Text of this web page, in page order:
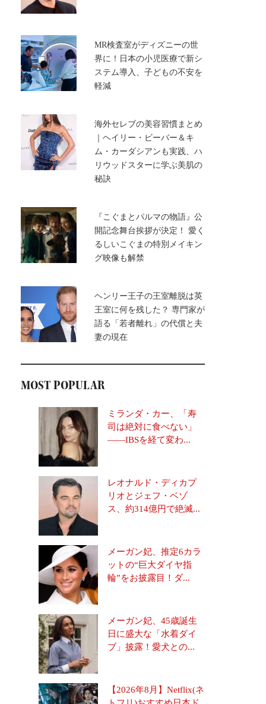
MR検査室がディズニーの世
界に！日本の小児医療で新シ
ステム導入、子どもの不安を
軽減
海外セレブの美容習慣まとめ
｜ヘイリー・ビーバー＆キ
ム・カーダシアンも実践、ハ
リウッドスターに学ぶ美肌の
秘訣
『こぐまとパルマの物語』公
開記念舞台挨拶が決定！ 愛く
るしいこぐまの特別メイキン
グ映像も解禁
ヘンリー王子の王室離脱は英
王室に何を残した？ 専門家が
語る「若者離れ」の代償と夫
妻の現在
MOST POPULAR
ミランダ・カー、「寿
司は絶対に食べない」
――IBSを経て変わ...
レオナルド・ディカプ
リオとジェフ・ベゾ
ス、約314億円で絶滅...
メーガン妃、推定6カラ
ットの“巨大ダイヤ指
輪”をお披露目！ダ...
メーガン妃、45歳誕生
日に盛大な「水着ダイ
ブ」披露！愛犬との...
【2026年8月】Netflix(ネ